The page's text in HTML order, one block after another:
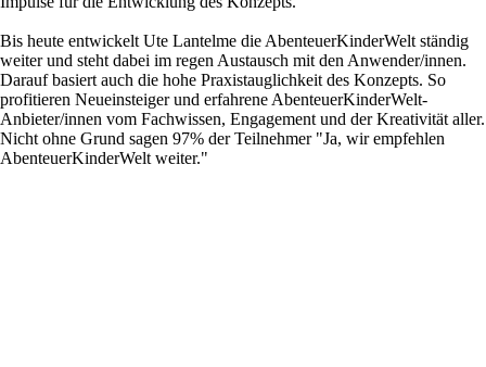
Bis heute entwickelt Ute Lantelme die AbenteuerKinderWelt ständig
weiter und steht dabei im regen Austausch mit den Anwender/innen.
Darauf basiert auch die hohe Praxistauglichkeit des Konzepts. So
profitieren Neueinsteiger und erfahrene AbenteuerKinderWelt-
Anbieter/innen vom Fachwissen, Engagement und der Kreativität aller.
Nicht ohne Grund sagen 97% der Teilnehmer "Ja, wir empfehlen
AbenteuerKinderWelt weiter."